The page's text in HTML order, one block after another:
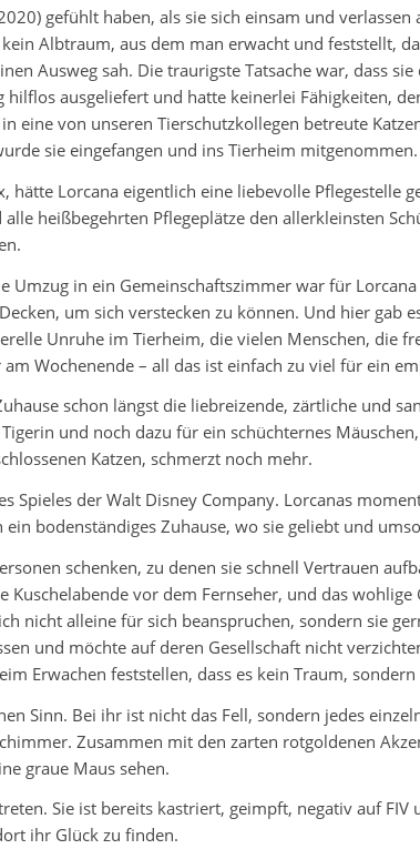
gefühlt haben, als sie sich einsam und
Albtraum, aus dem man erwacht und feststellt,
Ausweg sah. Die traurigste Tatsache war, dass
ausgeliefert und hatte keinerlei Fähigkeiten,
eine von unseren Tierschutzkollegen betreute
sie eingefangen und ins Tierheim mitgenommen.
hätte Lorcana eigentlich eine liebevolle Pflegestelle
heißbegehrten Pflegeplätze den allerkleinsten
Umzug in ein Gemeinschaftszimmer war für
um sich verstecken zu können. Und hier gab
Unruhe im Tierheim, die vielen Menschen, die
Wochenende – all das ist einfach zu viel für ein
schon längst die liebreizende, zärtliche und
und noch dazu für ein schüchternes
Katzen, schmerzt noch mehr.
Spieles der Walt Disney Company. Lorcanas
bodenständiges Zuhause, wo sie geliebt und
schenken, zu denen sie schnell Vertrauen
vor dem Fernseher, und das
nicht alleine für sich beanspruchen, sondern sie
und möchte auf deren Gesellschaft nicht
Erwachen feststellen, dass es kein Traum,
Sinn. Bei ihr ist nicht das Fell, sondern jedes
Zusammen mit den zarten rotgoldenen
graue Maus sehen.
Sie ist bereits kastriert, geimpft, negativ auf
ihr Glück zu finden.